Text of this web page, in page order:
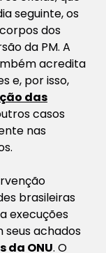
seguinte, os
dos
da PM. A
acredita
e, por isso,
das
casos
nas
brasileiras
execuções
achados
da ONU. O